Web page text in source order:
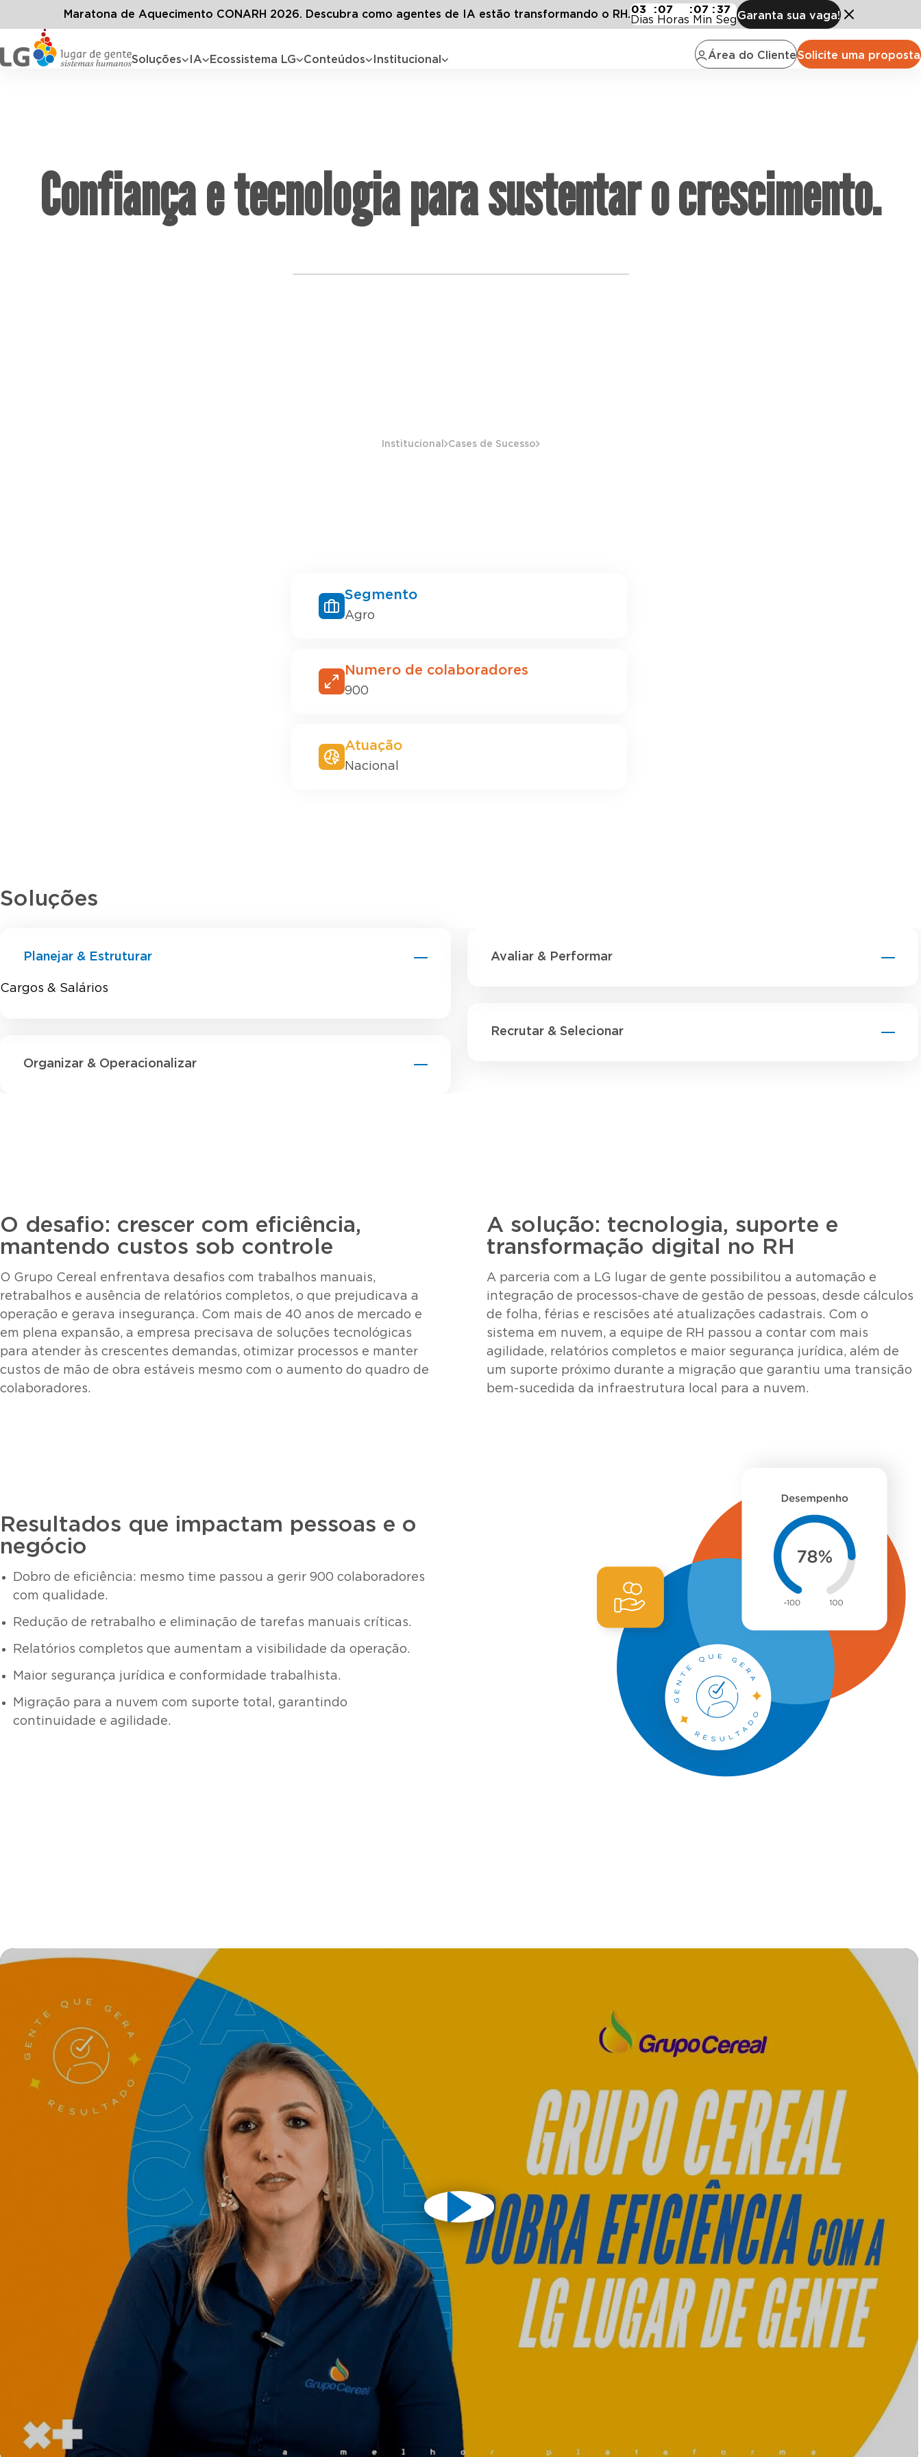
Soluções IA Ecossistema LG Conteúdos Institucional Área do ClienteSolicite uma proposta
Maratona de Aquecimento CONARH 2026. Descubra como agentes de IA estão transformando o RH.03
Dias
:07
Horas
:07
Min
:36
SegGaranta sua vaga!
Confiança e tecnologia para sustentar o crescimento.
Institucional Cases de Sucesso
Segmento
Agro
Numero de colaboradores
900
Atuação
Nacional
Soluções
Planejar & Estruturar
Cargos & Salários
Organizar & Operacionalizar
Avaliar & Performar
Recrutar & Selecionar
O desafio: crescer com eficiência,
mantendo custos sob controle
O Grupo Cereal enfrentava desafios com trabalhos manuais,
retrabalhos e ausência de relatórios completos, o que prejudicava a
operação e gerava insegurança. Com mais de 40 anos de mercado e
em plena expansão, a empresa precisava de soluções tecnológicas
para atender às crescentes demandas, otimizar processos e manter
custos de mão de obra estáveis mesmo com o aumento do quadro de
colaboradores.
A solução: tecnologia, suporte e
transformação digital no RH
A parceria com a LG lugar de gente possibilitou a automação e
integração de processos-chave de gestão de pessoas, desde cálculos
de folha, férias e rescisões até atualizações cadastrais. Com o
sistema em nuvem, a equipe de RH passou a contar com mais
agilidade, relatórios completos e maior segurança jurídica, além de
um suporte próximo durante a migração que garantiu uma transição
bem-sucedida da infraestrutura local para a nuvem.
Resultados que impactam pessoas e o
negócio
Dobro de eficiência: mesmo time passou a gerir 900 colaboradores
com qualidade.
Redução de retrabalho e eliminação de tarefas manuais críticas.
Relatórios completos que aumentam a visibilidade da operação.
Maior segurança jurídica e conformidade trabalhista.
Migração para a nuvem com suporte total, garantindo
continuidade e agilidade.